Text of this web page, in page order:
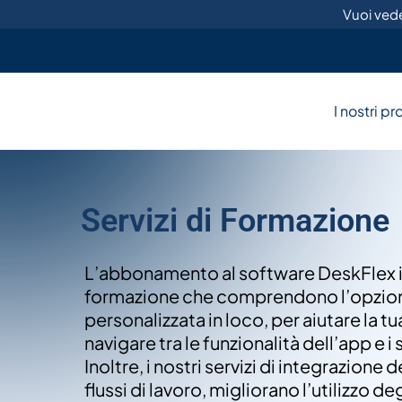
Vuoi
I nostri
Scopri le nostre soluzioni
innovative per il posto di
Chiedi ora
DeskFlex personalizza
gestendo stanze, spazi di
Servizi di Formazione
L’abbonamento al software DeskFlex
formazione che comprendono
personalizzata in loco, per aiutare la
navigare tra le funzionalità dell’app e
Inoltre, i nostri servizi di integrazione
flussi di lavoro, migliorano l’utilizzo